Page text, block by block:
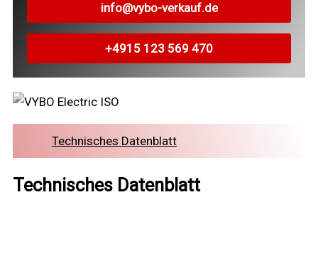
info@vybo-verkauf.de
+4915 123 569 470
Technisches Datenblatt
Technisches Datenblatt